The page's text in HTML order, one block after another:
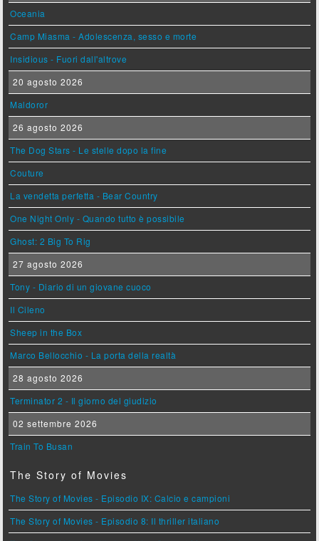
Oceania
Camp Miasma - Adolescenza, sesso e morte
Insidious - Fuori dall'altrove
20 agosto 2026
Maldoror
26 agosto 2026
The Dog Stars - Le stelle dopo la fine
Couture
La vendetta perfetta - Bear Country
One Night Only - Quando tutto è possibile
Ghost: 2 Big To Rig
27 agosto 2026
Tony - Diario di un giovane cuoco
Il Cileno
Sheep in the Box
Marco Bellocchio - La porta della realtà
28 agosto 2026
Terminator 2 - Il giorno del giudizio
02 settembre 2026
Train To Busan
The Story of Movies
The Story of Movies - Episodio IX: Calcio e campioni
The Story of Movies - Episodio 8: Il thriller italiano